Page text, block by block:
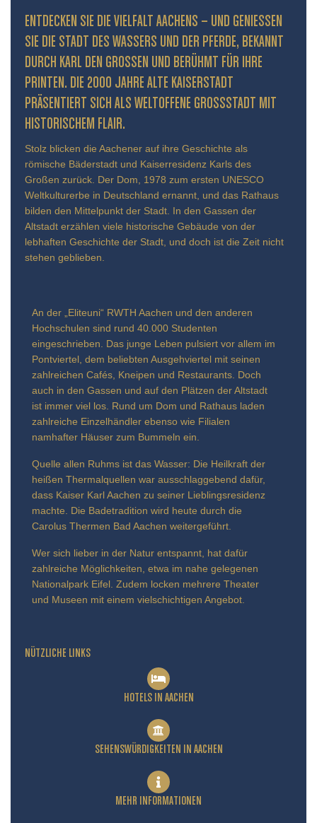
ENTDECKEN SIE DIE VIELFALT AACHENS – UND GENIESSEN S
IE DIE STADT DES WASSERS UND DER PFERDE, BEKANNT D
URCH KARL DEN GROSSEN UND BERÜHMT FÜR IHRE PR
INTEN. DIE 2000 JAHRE ALTE KAISERSTADT PR
ÄSENTIERT SICH ALS WELTOFFENE GROSSSTADT MIT HIS
TORISCHEM FLAIR.
Stolz blicken die Aachener auf ihre Geschichte als
römische Bäderstadt und Kaiserresidenz Karls des
Großen zurück. Der Dom, 1978 zum ersten UNESCO
Weltkulturerbe in Deutschland ernannt, und das Rathaus
bilden den Mittelpunkt der Stadt. In den Gassen der
Altstadt erzählen viele historische Gebäude von der
lebhaften Geschichte der Stadt, und doch ist die Zeit nicht
stehen geblieben.
An der „Eliteuni“ RWTH Aachen und den anderen
Hochschulen sind rund 40.000 Studenten
eingeschrieben. Das junge Leben pulsiert vor allem im
Pontviertel, dem beliebten Ausgehviertel mit seinen
zahlreichen Cafés, Kneipen und Restaurants. Doch
auch in den Gassen und auf den Plätzen der Altstadt
ist immer viel los. Rund um Dom und Rathaus laden
zahlreiche Einzelhändler ebenso wie Filialen
namhafter Häuser zum Bummeln ein.
Quelle allen Ruhms ist das Wasser: Die Heilkraft der
heißen Thermalquellen war ausschlaggebend dafür,
dass Kaiser Karl Aachen zu seiner Lieblingsresidenz
machte. Die Badetradition wird heute durch die
Carolus Thermen Bad Aachen weitergeführt.
Wer sich lieber in der Natur entspannt, hat dafür
zahlreiche Möglichkeiten, etwa im nahe gelegenen
Nationalpark Eifel. Zudem locken mehrere Theater
und Museen mit einem vielschichtigen Angebot.
NÜTZLICHE LINKS
HOTELS IN AACHEN
SEHENSWÜRDIGKEITEN IN AACHEN
MEHR INFORMATIONEN